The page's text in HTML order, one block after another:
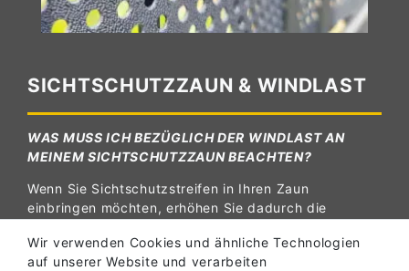
SICHTSCHUTZZAUN & WINDLAST
WAS MUSS ICH BEZÜGLICH DER WINDLAST AN
MEINEM SICHTSCHUTZZAUN BEACHTEN?
Wenn Sie Sichtschutzstreifen in Ihren Zaun
einbringen möchten, erhöhen Sie dadurch die
erhöhten Kräfte, die durch den Wind auf den Zaun
wirken. Fragen Sie im Zweifel einen Zaunbauer oder
Wir verwenden Cookies und ähnliche Technologien
auf unserer Website und verarbeiten